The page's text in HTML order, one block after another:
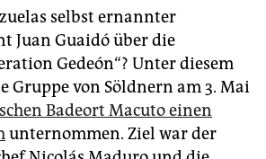
selbst ernannter
Juan Guaidó über die
Gedeón“? Unter diesem
Gruppe von Söldnern am 3. Mai
Badeort Macuto einen
unternommen. Ziel war der